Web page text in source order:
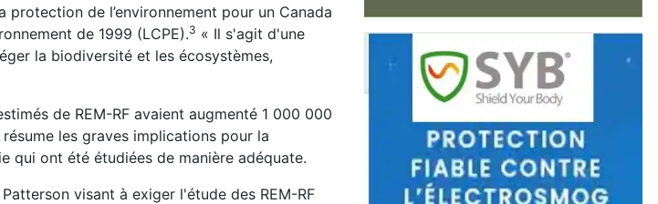
de l’environnement pour un Canada
de 1999 (LCPE).3 « Il s'agit d'une
la biodiversité et les écosystèmes,
de REM-RF avaient augmenté 1 000 000
résume les graves implications pour la
qui ont été étudiées de manière adéquate.
visant à exiger l'étude des REM-RF